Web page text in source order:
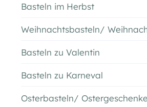
Basteln im Herbst
Weihnachtsbasteln/
Basteln zu Valentin
Basteln zu Karneval
Osterbasteln/ Ostergeschenke